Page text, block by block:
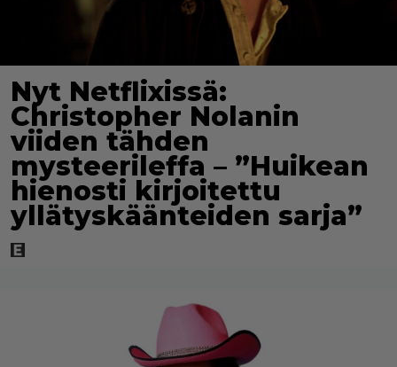
Nyt Netflixissä:
Christopher Nolanin
viiden tähden
mysteerileffa – ”Huikean
hienosti kirjoitettu
yllätyskäänteiden sarja”